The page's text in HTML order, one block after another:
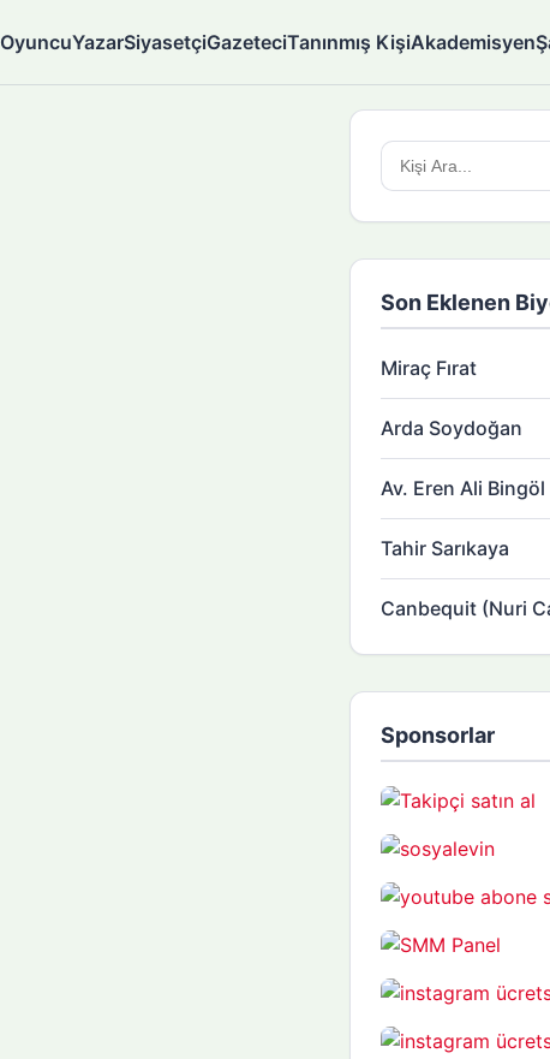
OyuncuYazarSiyasetçiGazeteciTanınmış KişiAkademisyen
Arama
yapın:
Son Eklenen
Miraç Fırat
Arda Soydoğan
Av. Eren Ali Bingöl
Tahir Sarıkaya
Canbequit (Nuri
Sponsorlar